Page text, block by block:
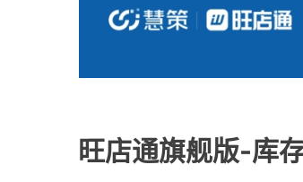
旺店通旗舰版-库